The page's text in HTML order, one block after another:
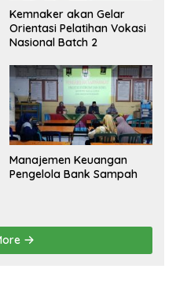
Kemnaker akan Gelar
Orientasi Pelatihan Vokasi
Nasional Batch 2
Manajemen Keuangan
Pengelola Bank Sampah